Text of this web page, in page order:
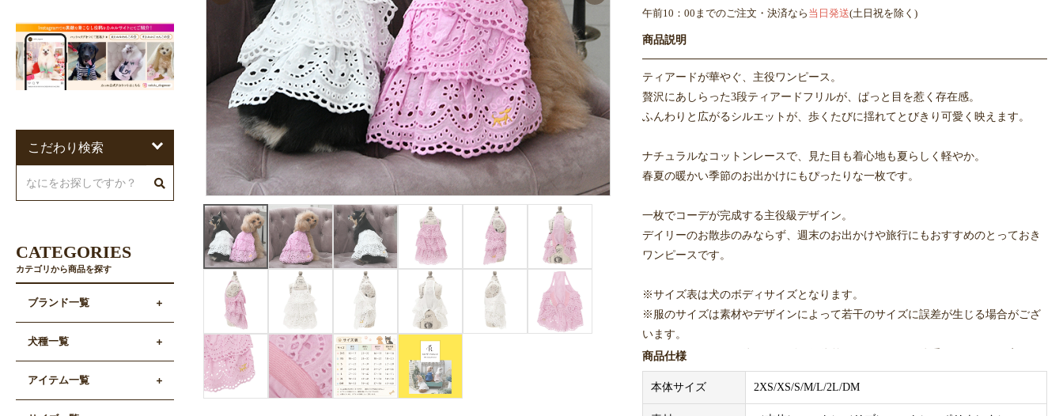
午前10：00までのご注文・決済なら 当日発送(土日祝を除く)
商品説明
ティアードが華やぐ、主役ワンピース。
贅沢にあしらった3段ティアードフリルが、ぱっと目を惹く存在感。
ふんわりと広がるシルエットが、歩くたびに揺れてとびきり可愛く映えます。
ナチュラルなコットンレースで、見た目も着心地も夏らしく軽やか。
春夏の暖かい季節のお出かけにもぴったりな一枚です。
一枚でコーデが完成する主役級デザイン。
デイリーのお散歩のみならず、週末のお出かけや旅行にもおすすめのとっておき
ワンピースです。
※サイズ表は犬のボディサイズとなります。
※服のサイズは素材やデザインによって若干のサイズに誤差が生じる場合がござ
います。
※ワンちゃんにより体のサイズは個体差がございます。体重はあくまで目安にし
て頂き、採寸頂いたワンちゃん自体のボディサイズを元に、購入サイズをご検討
ください。
※着用写真は実際の色合いと異なる場合がございます。
商品仕様
本体サイズ 2XS/XS/S/M/L/2L/DM
こだわり検索
CATEGORIES
カテゴリから商品を探す
ブランド一覧
犬種一覧
アイテム一覧